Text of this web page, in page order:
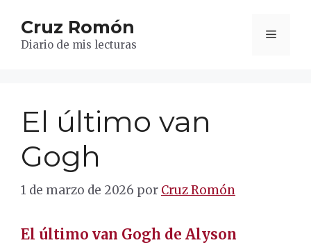
contenido
Cruz Romón
Diario de mis lecturas
Menú
El último van
Gogh
1 de marzo de 2026 por Cruz Romón
El último van Gogh de Alyson